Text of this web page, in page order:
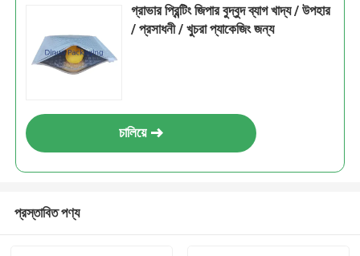
গ্রাভার প্রিন্টিং জিপার বুদ্বুদ ব্যাগ খাদ্য / উপহার
/ প্রসাধনী / খুচরা প্যাকেজিং জন্য
চালিয়ে
প্রস্তাবিত পণ্য